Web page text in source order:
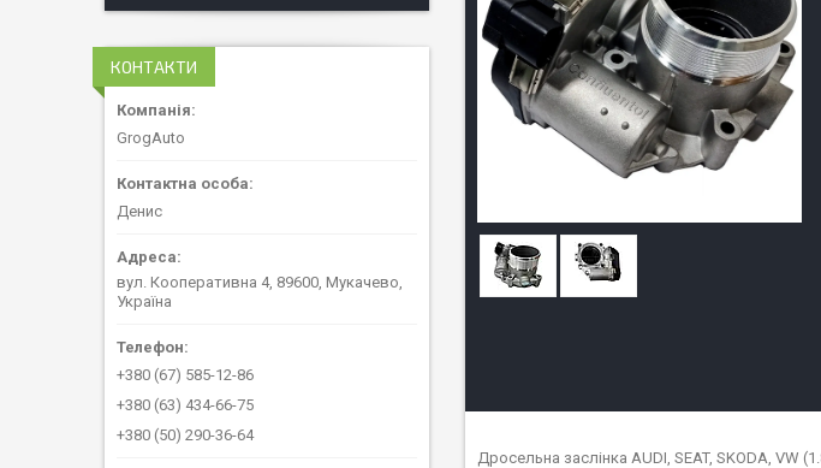
Дросельна заслінка AUDI, SEAT, SKODA, VW
КОНТАКТИ
GrogAuto
Денис
вул. Кооперативна 4, 89600, Мукачево,
Україна
+380 (67) 585-12-86
+380 (63) 434-66-75
+380 (50) 290-36-64